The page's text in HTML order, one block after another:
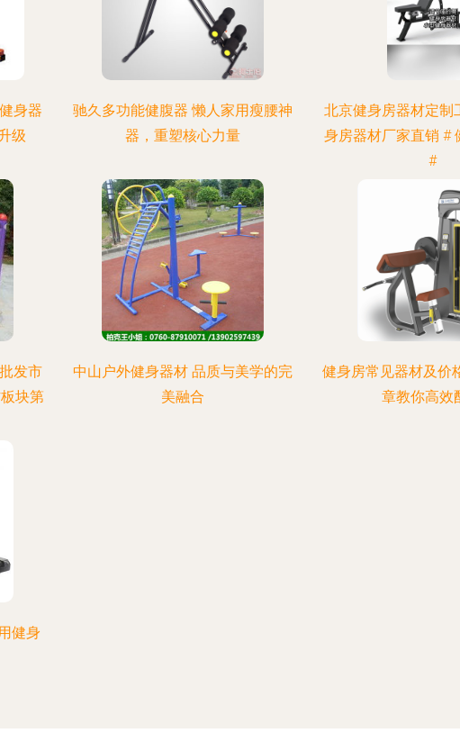
身器
级
驰久多功能健腹器 懒人家用瘦腰神
器，重塑核心力量
北京健身房器材定制
身房器材厂家直销 #
#
发市
块第
中山户外健身器材 品质与美学的完
美融合
健身房常见器材及价
章教你高效
健身